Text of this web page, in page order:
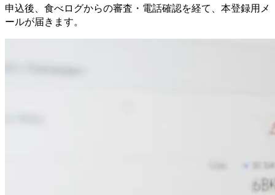
申込後、食べログからの審査・電話確認を経て、本登録用メ
ールが届きます。